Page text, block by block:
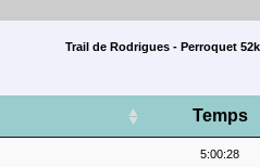
Trail de Rodrigues - Perroquet
Temps
5:00:28